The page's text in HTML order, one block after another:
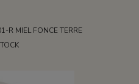
R MIEL FONCE TERRE